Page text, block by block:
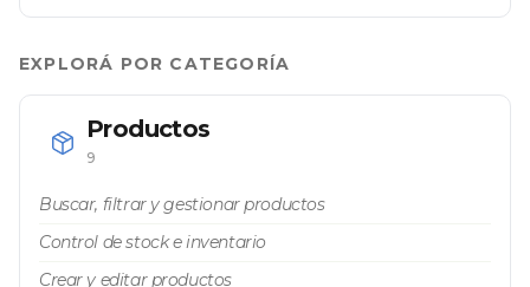
EXPLORÁ POR CATEGORÍA
Productos
9
Buscar, filtrar y gestionar productos
Control de stock e inventario
Crear y editar productos